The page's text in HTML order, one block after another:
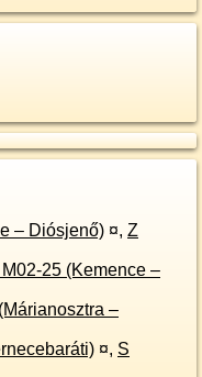
– Diósjenő) ¤, Z
M02-25 (Kemence –
–
¤, S